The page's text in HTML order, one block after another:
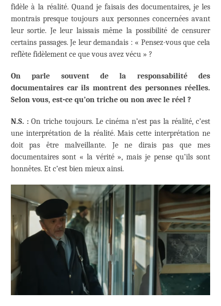
fidèle à la réalité. Quand je faisais des documentaires, je les
montrais presque toujours aux personnes concernées avant
leur sortie. Je leur laissais même la possibilité de censurer
certains passages. Je leur demandais : « Pensez-vous que cela
reflète fidèlement ce que vous avez vécu » ?
On parle souvent de la responsabilité des
documentaires car ils montrent des personnes réelles.
Selon vous, est-ce qu’on triche ou non avec le réel ?
N.S. : On triche toujours. Le cinéma n’est pas la réalité, c’est
une interprétation de la réalité. Mais cette interprétation ne
doit pas être malveillante. Je ne dirais pas que mes
documentaires sont « la vérité », mais je pense qu’ils sont
honnêtes. Et c’est bien mieux ainsi.